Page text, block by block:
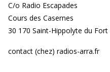
C/o Radio Escapades
Cours des Casernes
30 170 Saint-Hippolyte du Fort
contact (chez) radios-arra.fr